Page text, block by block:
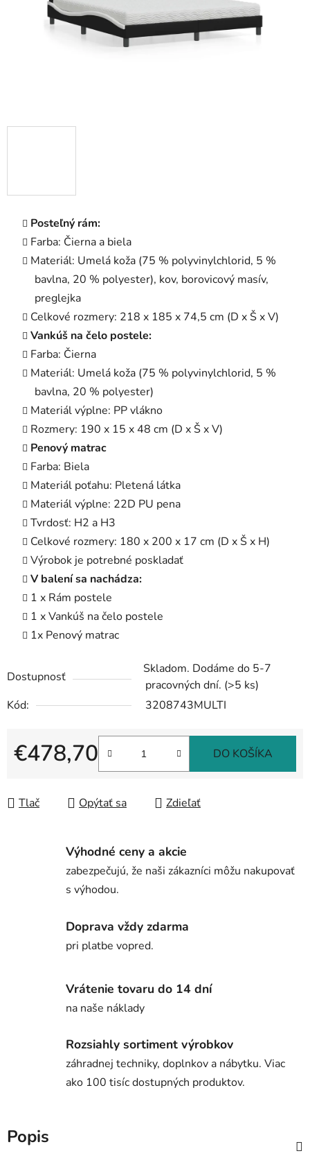
Posteľný rám:
Farba: Čierna a biela
Materiál: Umelá koža (75 % polyvinylchlorid, 5 %
bavlna, 20 % polyester), kov, borovicový masív,
preglejka
Celkové rozmery: 218 x 185 x 74,5 cm (D x Š x V)
Vankúš na čelo postele:
Farba: Čierna
Materiál: Umelá koža (75 % polyvinylchlorid, 5 %
bavlna, 20 % polyester)
Materiál výplne: PP vlákno
Rozmery: 190 x 15 x 48 cm (D x Š x V)
Penový matrac
Farba: Biela
Materiál poťahu: Pletená látka
Materiál výplne: 22D PU pena
Tvrdosť: H2 a H3
Celkové rozmery: 180 x 200 x 17 cm (D x Š x H)
Výrobok je potrebné poskladať
V balení sa nachádza:
1 x Rám postele
1 x Vankúš na čelo postele
1x Penový matrac
Dostupnosť
Skladom. Dodáme do 5-7
pracovných dní. (>5 ks)
Kód:
3208743MULTI
€478,70 DO KOŠÍKA
Tlač Opýtať sa Zdieľať
Výhodné ceny a akcie
zabezpečujú, že naši zákazníci môžu nakupovať
s výhodou.
Doprava vždy zdarma
pri platbe vopred.
Vrátenie tovaru do 14 dní
na naše náklady
Rozsiahly sortiment výrobkov
záhradnej techniky, doplnkov a nábytku. Viac
ako 100 tisíc dostupných produktov.
Popis